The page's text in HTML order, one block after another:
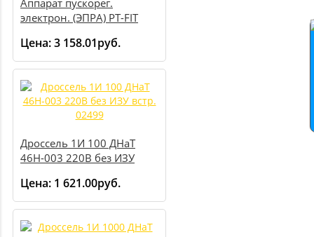
Аппарат пускорег.
электрон. (ЭПРА) PT-FIT
4008321386625
Цена:3 158.01руб.
Дроссель 1И 100 ДНаТ
46Н-003 220В без ИЗУ
Цена: 1 621.00руб.